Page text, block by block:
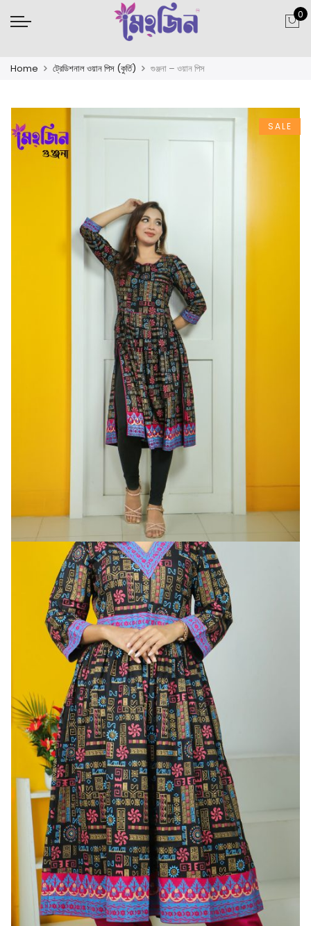
0
Home ট্রেডিশনাল ওয়ান পিস (কুর্তি) গুঞ্জনা – ওয়ান পিস
SALE